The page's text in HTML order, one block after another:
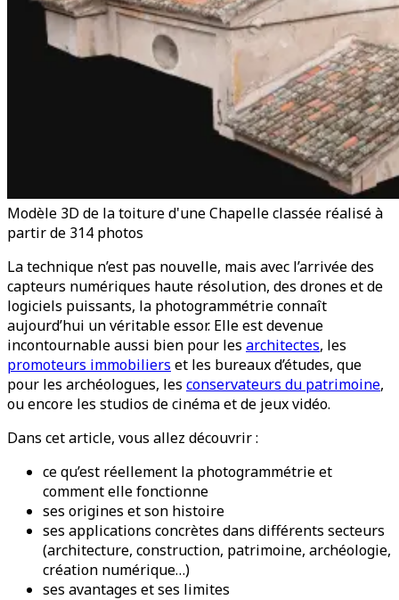
Modèle 3D de la toiture d'une Chapelle classée réalisé à
partir de 314 photos
La technique n’est pas nouvelle, mais avec l’arrivée des
capteurs numériques haute résolution, des drones et de
logiciels puissants, la photogrammétrie connaît
aujourd’hui un véritable essor. Elle est devenue
incontournable aussi bien pour les architectes, les
promoteurs immobiliers et les bureaux d’études, que
pour les archéologues, les conservateurs du patrimoine,
ou encore les studios de cinéma et de jeux vidéo.
Dans cet article, vous allez découvrir :
ce qu’est réellement la photogrammétrie et
comment elle fonctionne
ses origines et son histoire
ses applications concrètes dans différents secteurs
(architecture, construction, patrimoine, archéologie,
création numérique…)
ses avantages et ses limites